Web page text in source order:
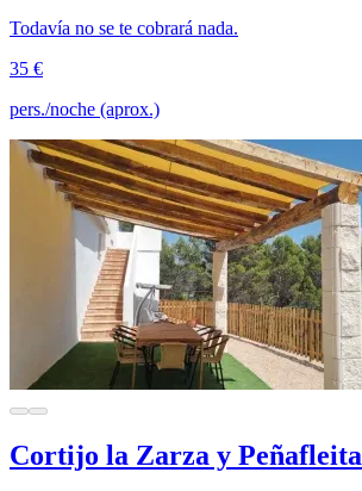
Todavía no se te cobrará nada.
35 €
pers./noche (aprox.)
Cortijo la Zarza y Peñafleita